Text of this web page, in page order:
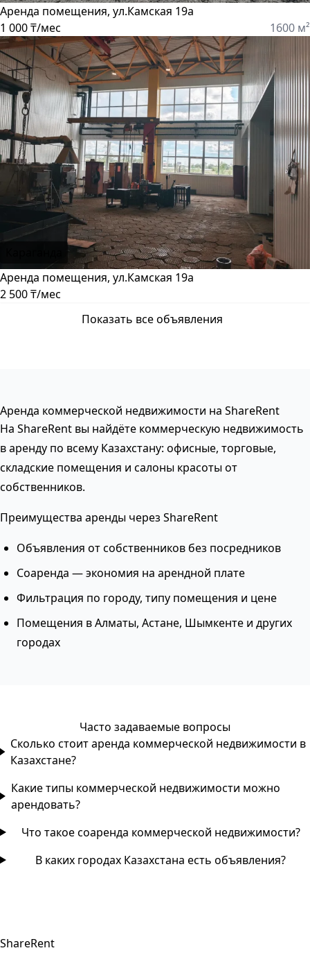
Аренда помещения, ул.Камская 19а
1 000 ₸/мес
1600 м²
Аренда помещения, ул.Камская 19а
2 500 ₸/мес
Показать все объявления
Аренда коммерческой недвижимости на ShareRent
На ShareRent вы найдёте коммерческую недвижимость
в аренду по всему Казахстану: офисные, торговые,
складские помещения и салоны красоты от
собственников.
Преимущества аренды через ShareRent
Объявления от собственников без посредников
Соаренда — экономия на арендной плате
Фильтрация по городу, типу помещения и цене
Помещения в Алматы, Астане, Шымкенте и других
городах
Часто задаваемые вопросы
Сколько стоит аренда коммерческой недвижимости в
Казахстане?
Какие типы коммерческой недвижимости можно
арендовать?
Что такое соаренда коммерческой недвижимости?
В каких городах Казахстана есть объявления?
ShareRent